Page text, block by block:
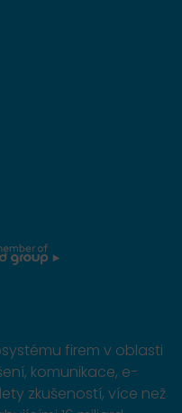
firem v oblasti
komunikace, e-
zkušeností, více než